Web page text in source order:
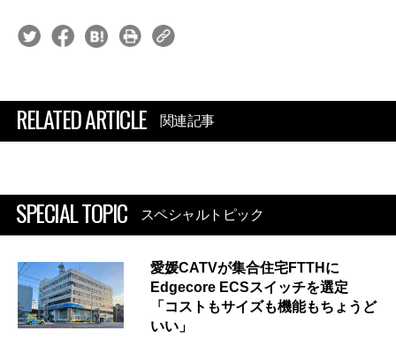
RELATED ARTICLE 関連記事
SPECIAL TOPIC スペシャルトピック
愛媛CATVが集合住宅FTTHに
Edgecore ECSスイッチを選定
「コストもサイズも機能もちょうど
いい」